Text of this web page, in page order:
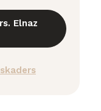
Elnaz